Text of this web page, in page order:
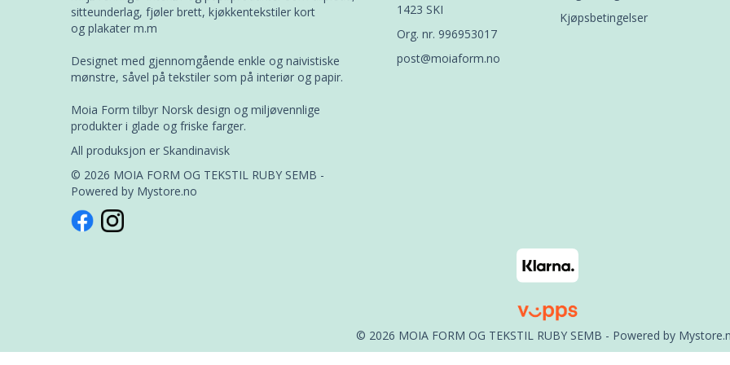
sitteunderlag, fjøler brett, kjøkkentekstiler kort
og plakater m.m
Designet med gjennomgående enkle og naivistiske
mønstre, såvel på tekstiler som på interiør og papir.
Moia Form tilbyr Norsk design og miljøvennlige
produkter i glade og friske farger.
All produksjon er Skandinavisk
© 2026 MOIA FORM OG TEKSTIL RUBY SEMB -
Powered by Mystore.no
1423 SKI
Org. nr. 996953017
post@moiaform.no
Kjøpsbetingelser
© 2026 MOIA FORM OG TEKSTIL RUBY SEMB - Powered by